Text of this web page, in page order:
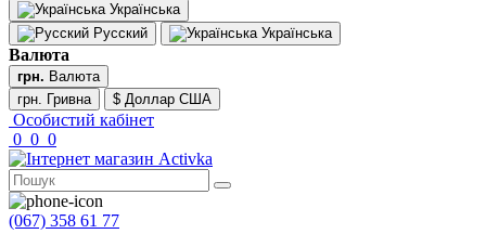
Українська
Русский
Українська
Валюта
грн. Валюта
грн. Гривна
$ Доллар США
Особистий кабінет
0 0 0
(067) 358 61 77